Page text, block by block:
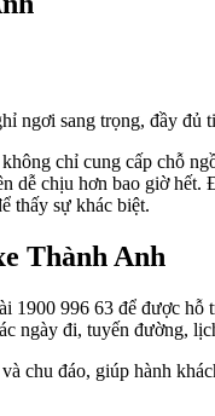
ngơi sang trọng, đầy đủ
chỉ cung cấp chỗ
dễ chịu hơn bao giờ
thấy sự khác biệt.
Thành Anh
1900 996 63 để được hỗ
ngày đi, tuyến đường,
chu đáo, giúp hành